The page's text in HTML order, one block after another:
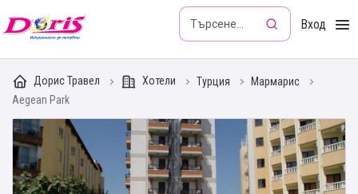
Doris - Изкушението да пътуваш Вход
Дорис Травел Хотели Турция
Мармарис
Aegean Park